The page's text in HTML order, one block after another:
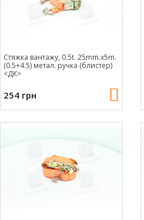
Стяжка вантажу, 0.5t. 25mm.x5m.
(0.5+4.5) метал. ручка (блистер)
<ДК>
254 грн